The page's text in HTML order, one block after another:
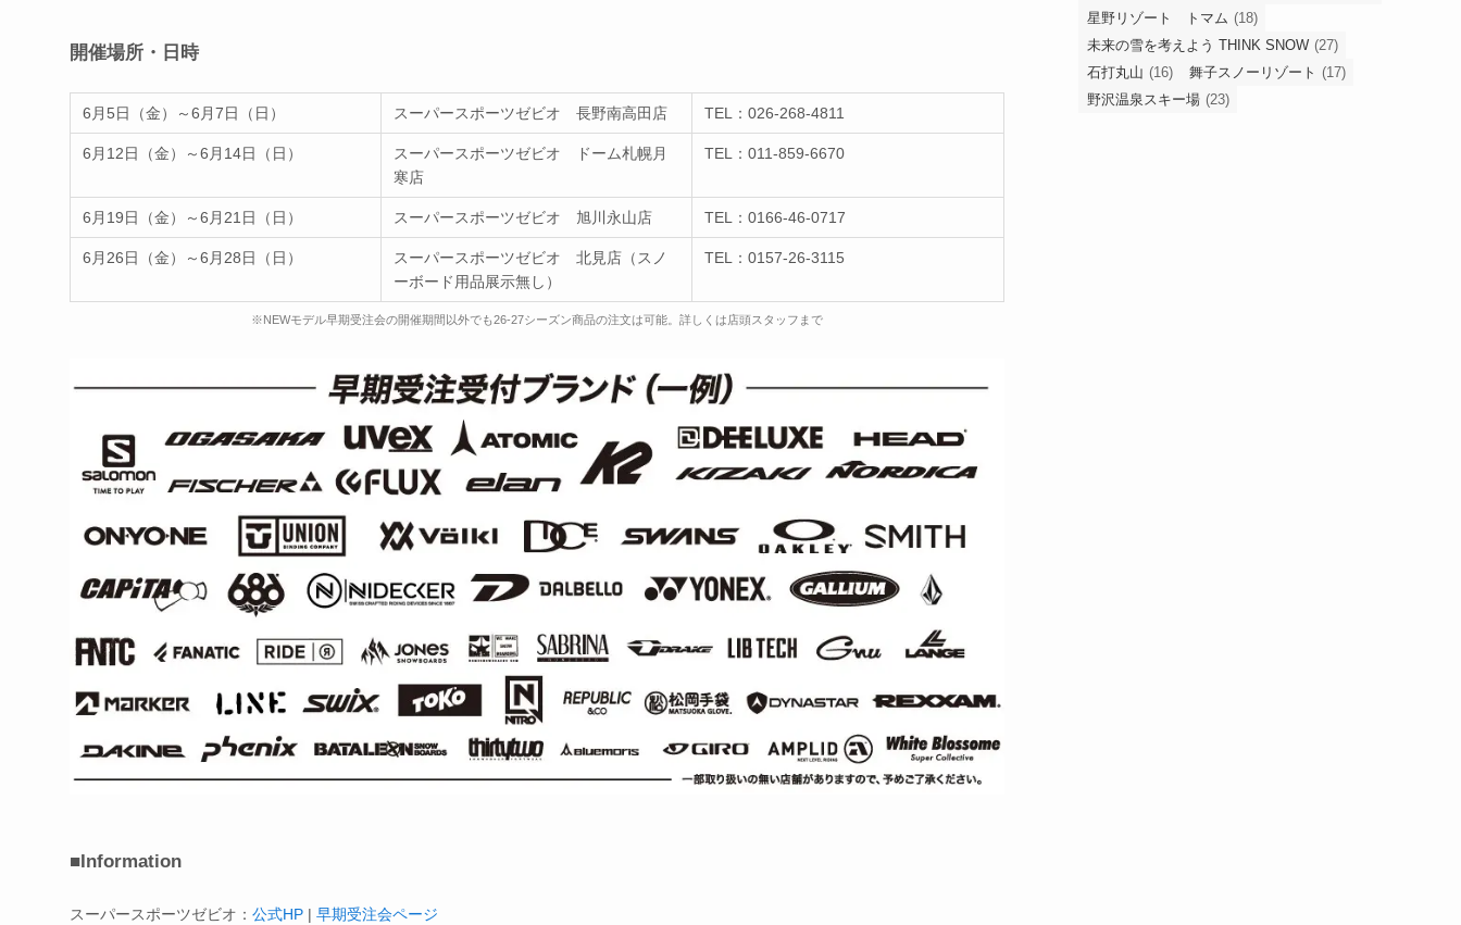
開催場所・日時
6月5日（金）～6月7日（日） スーパースポーツゼビオ 長野南高田店 TEL：026-268-4811
6月12日（金）～6月14日（日）
スーパースポーツゼビオ ドーム札幌月
寒店
TEL：011-859-6670
6月19日（金）～6月21日（日） スーパースポーツゼビオ 旭川永山店 TEL：0166-46-0717
6月26日（金）～6月28日（日）
スーパースポーツゼビオ 北見店（スノ
ーボード用品展示無し）
TEL：0157-26-3115
※NEWモデル早期受注会の開催期間以外でも26-27シーズン商品の注文は可能。詳しくは店頭スタッフまで
■Information
スーパースポーツゼビオ： 公式HP | 早期受注会ページ
星野リゾート トマム (18)
未来の雪を考えよう THINK SNOW (27)
石打丸山 (16) 舞子スノーリゾート (17)
野沢温泉スキー場 (23)